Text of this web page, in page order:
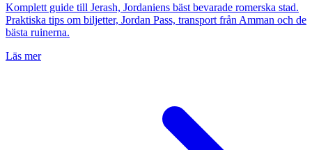
Komplett guide till Jerash, Jordaniens bäst bevarade romerska stad.
Praktiska tips om biljetter, Jordan Pass, transport från Amman och de
bästa ruinerna.
Läs mer